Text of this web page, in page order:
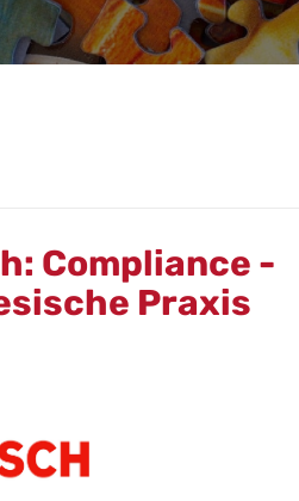
Compliance -
Praxis